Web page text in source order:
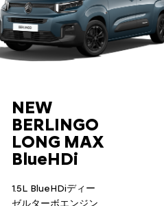
NEW
BERLINGO
LONG MAX
BlueHDi
1.5L BlueHDiディー
ゼルターボエンジン